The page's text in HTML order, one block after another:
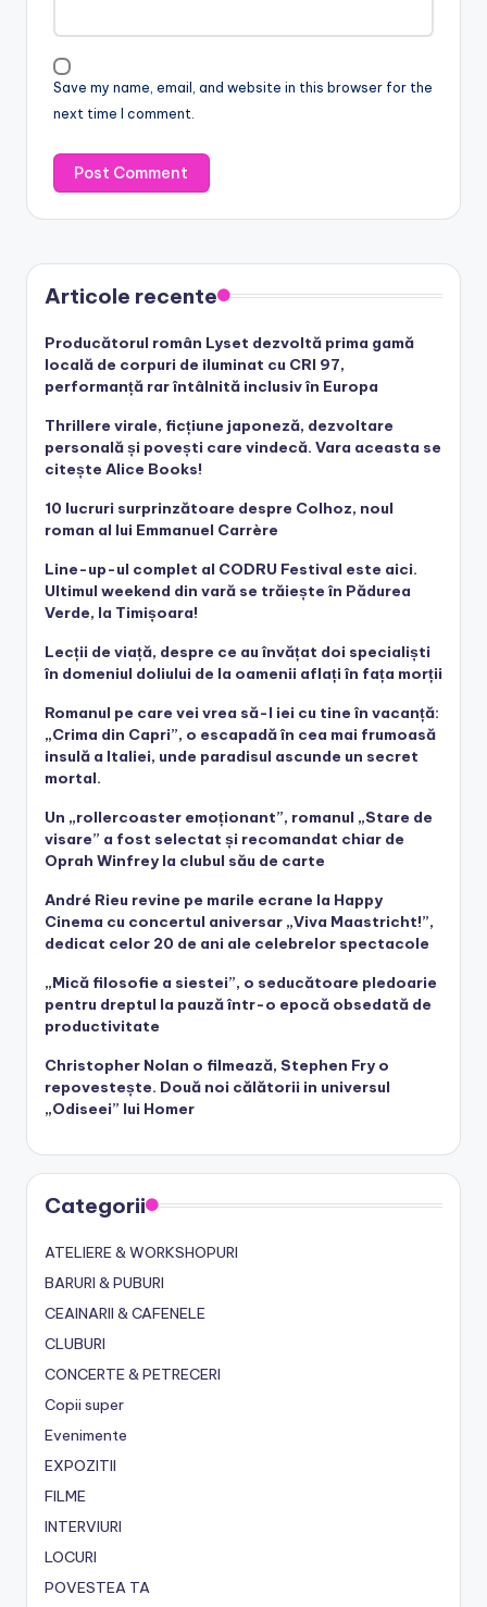
Save my name, email, and website in this browser for the
next time I comment.
Articole recente
Producătorul român Lyset dezvoltă prima gamă
locală de corpuri de iluminat cu CRI 97,
performanță rar întâlnită inclusiv în Europa
Thrillere virale, ficțiune japoneză, dezvoltare
personală și povești care vindecă. Vara aceasta se
citește Alice Books!
10 lucruri surprinzătoare despre Colhoz, noul
roman al lui Emmanuel Carrère
Line-up-ul complet al CODRU Festival este aici.
Ultimul weekend din vară se trăiește în Pădurea
Verde, la Timișoara!
Lecții de viață, despre ce au învățat doi specialiști
în domeniul doliului de la oamenii aflați în fața morții
Romanul pe care vei vrea să-l iei cu tine în vacanță:
„Crima din Capri”, o escapadă în cea mai frumoasă
insulă a Italiei, unde paradisul ascunde un secret
mortal.
Un „rollercoaster emoționant”, romanul „Stare de
visare” a fost selectat și recomandat chiar de
Oprah Winfrey la clubul său de carte
André Rieu revine pe marile ecrane la Happy
Cinema cu concertul aniversar „Viva Maastricht!”,
dedicat celor 20 de ani ale celebrelor spectacole
„Mică filosofie a siestei”, o seducătoare pledoarie
pentru dreptul la pauză într-o epocă obsedată de
productivitate
Christopher Nolan o filmează, Stephen Fry o
repovestește. Două noi călătorii in universul
„Odiseei” lui Homer
Categorii
ATELIERE & WORKSHOPURI
BARURI & PUBURI
CEAINARII & CAFENELE
CLUBURI
CONCERTE & PETRECERI
Copii super
Evenimente
EXPOZITII
FILME
INTERVIURI
LOCURI
POVESTEA TA